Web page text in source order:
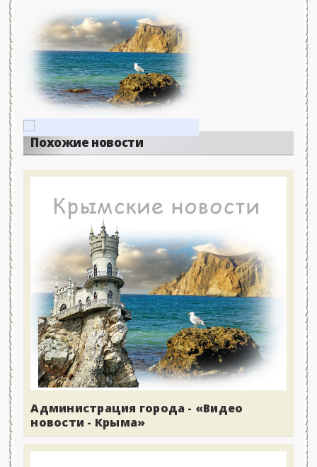
Похожие новости
Администрация города - «Видео
новости - Крыма»